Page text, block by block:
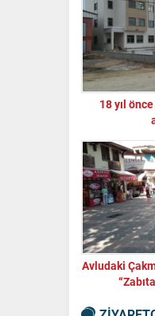
18 yıl
Avludaki